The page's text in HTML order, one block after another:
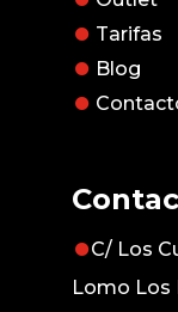
Tarifas
Blog
C/ Los
Lomo Los